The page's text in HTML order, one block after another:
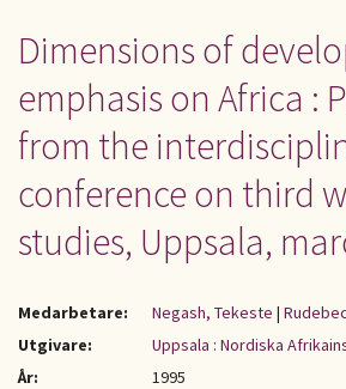
UPPHOVSRÄTT
OM OSS
KONTAKT
Dimensions of
emphasis on Africa :
from the
conference on third
studies, Uppsala,
Medarbetare: Negash, Tekeste |
Utgivare:
Uppsala : Nordiska
År:
1995